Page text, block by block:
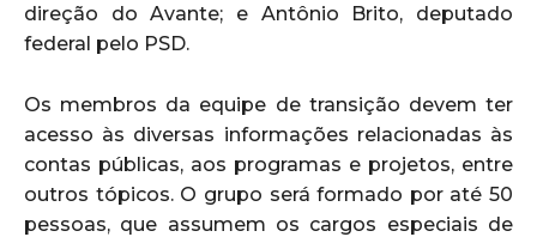
direção do Avante; e Antônio Brito, deputado
federal pelo PSD.
Os membros da equipe de transição devem ter
acesso às diversas informações relacionadas às
contas públicas, aos programas e projetos, entre
outros tópicos. O grupo será formado por até 50
pessoas, que assumem os cargos especiais de